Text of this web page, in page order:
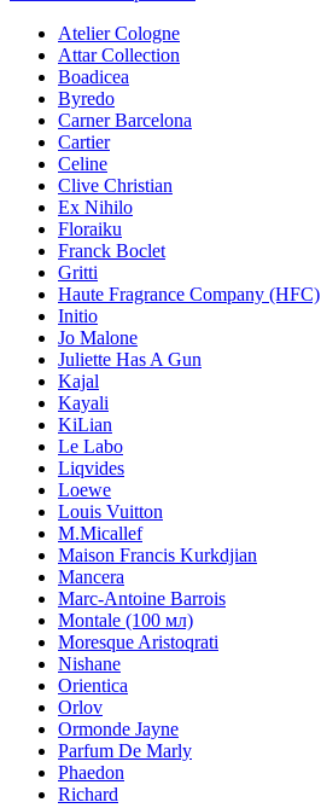
Atelier Cologne
Attar Collection
Boadicea
Byredo
Carner Barcelona
Cartier
Celine
Clive Christian
Ex Nihilo
Floraiku
Franck Boclet
Gritti
Haute Fragrance Company (HFC)
Initio
Jo Malone
Juliette Has A Gun
Kajal
Kayali
KiLian
Le Labo
Liqvides
Loewe
Louis Vuitton
M.Micallef
Maison Francis Kurkdjian
Mancera
Marc-Antoine Barrois
Montale (100 мл)
Moresque Aristoqrati
Nishane
Orientica
Orlov
Ormonde Jayne
Parfum De Marly
Phaedon
Richard